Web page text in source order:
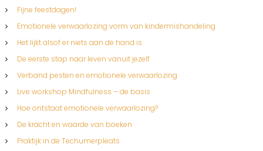
Fijne feestdagen!
Emotionele verwaarlozing vorm van kindermishandeling
Het lijkt alsof er niets aan de hand is
De eerste stap naar leven vanuit jezelf
Verband pesten en emotionele verwaarlozing
Live workshop Mindfulness – de basis
Hoe ontstaat emotionele verwaarlozing?
De kracht en waarde van boeken
Praktijk in de Techumerpleats